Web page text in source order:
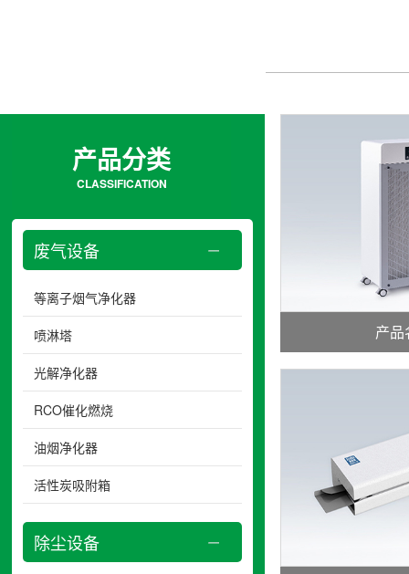
产品分类
CLASSIFICATION
废气设备
等离子烟气净化器
喷淋塔
光解净化器
RCO催化燃烧
油烟净化器
活性炭吸附箱
除尘设备
产品